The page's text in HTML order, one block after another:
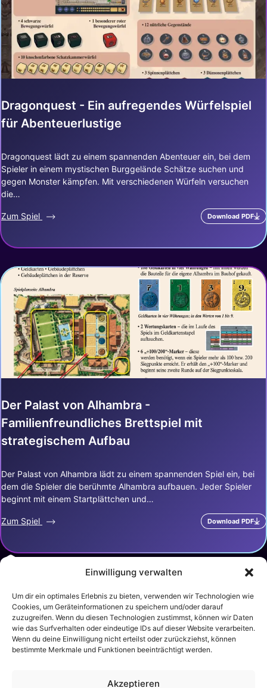
Einwilligung verwalten
Um dir ein optimales Erlebnis zu bieten, verwenden wir Technologien wie
Cookies, um Geräteinformationen zu speichern und/oder darauf
zuzugreifen. Wenn du diesen Technologien zustimmst, können wir Daten
wie das Surfverhalten oder eindeutige IDs auf dieser Website verarbeiten.
Wenn du deine Einwilligung nicht erteilst oder zurückziehst, können
bestimmte Merkmale und Funktionen beeinträchtigt werden.
Akzeptieren
Dragonquest - Ein aufregendes Würfelspiel
für Abenteuerlustige
Dragonquest lädt zu einem spannenden Abenteuer ein, bei dem
Spieler in einem mystischen Burggelände Schätze suchen und
gegen Monster kämpfen. Mit verschiedenen Würfeln versuchen
die…
Zum Spiel Download PDF
Der Palast von Alhambra -
Familienfreundliches Brettspiel mit
strategischem Aufbau
Der Palast von Alhambra lädt zu einem spannenden Spiel ein, bei
dem die Spieler die berühmte Alhambra aufbauen. Jeder Spieler
beginnt mit einem Startplättchen und…
Zum Spiel Download PDF
Über UnsImpressumDatenschutzSitemap
Aktionsspiele
Gesellschaftsspiele